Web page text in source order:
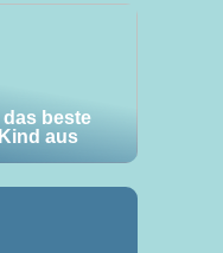
beste
aus